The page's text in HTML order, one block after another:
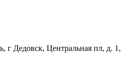
г Дедовск, Центральная пл, д. 1,